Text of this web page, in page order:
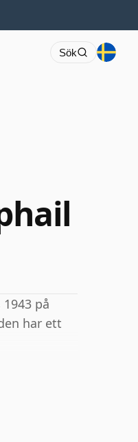
Sök
på
har ett